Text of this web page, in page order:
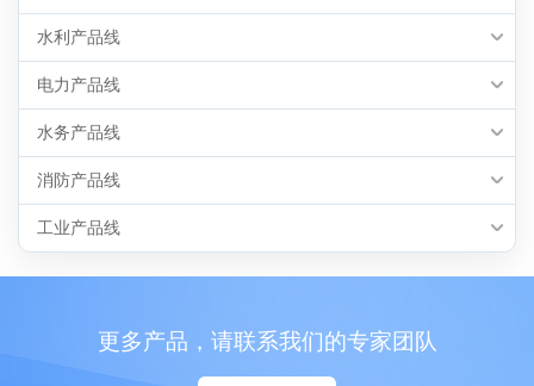
水利产品线
电力产品线
水务产品线
消防产品线
工业产品线
更多产品，请联系我们的专家团队